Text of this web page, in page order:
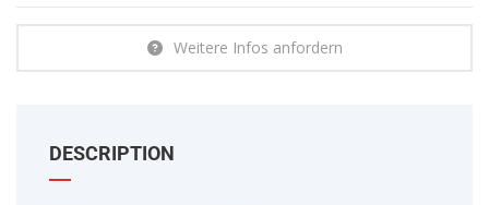
Weitere Infos anfordern
DESCRIPTION